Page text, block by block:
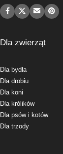
Dla zwierząt
Dla bydła
Dla drobiu
Dla koni
Dla królików
Dla psów i kotów
Dla trzody